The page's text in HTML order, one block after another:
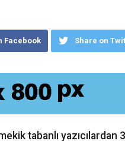
Facebook Share on
tabanlı yazıcılardan